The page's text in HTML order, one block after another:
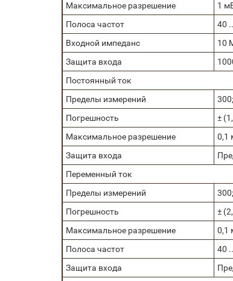
Максимальное разрешение
1
Полоса частот
40
Входной импеданс
10
Защита входа
Постоянный ток
Пределы измерений
Погрешность
±
Максимальное разрешение
0,1
Защита входа
Переменный ток
Пределы измерений
Погрешность
±
Максимальное разрешение
0,1
Полоса частот
40
Защита входа